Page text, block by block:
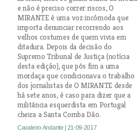
e não é preciso correr riscos, O
MIRANTE é uma voz incómoda que
importa denunciar recorrendo aos
velhos costumes de quem vivia em
ditadura. Depois da decisão do
Supremo Tribunal de Justiça (notícia
desta edição), que pôs fim a uma
mordaça que condicionava o trabalho
dos jornalistas de O MIRANTE desde
há sete anos, é caso para dizer que a
militância esquerdista em Portugal
cheira a Santa Comba Dão.
Cavaleiro Andante | 21-09-2017